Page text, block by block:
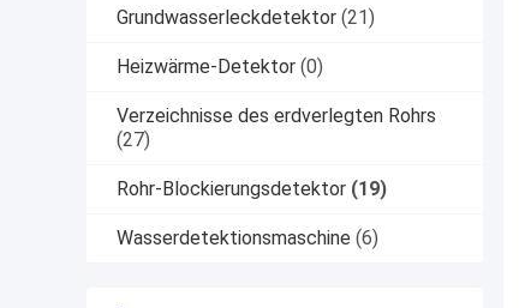
Grundwasserleckdetektor (21)
Heizwärme-Detektor (0)
Verzeichnisse des erdverlegten Rohrs
(27)
Rohr-Blockierungsdetektor (19)
Wasserdetektionsmaschine (6)